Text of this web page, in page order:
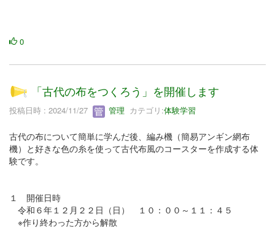
0
「古代の布をつくろう」を開催します
投稿日時 : 2024/11/27 管理 カテゴリ:体験学習
古代の布について簡単に学んだ後、編み機（簡易アンギン網布
機）と好きな色の糸を使って古代布風のコースターを作成する体
験です。
１ 開催日時
令和６年１２月２２日（日） １０：００～１１：４５
※作り終わった方から解散